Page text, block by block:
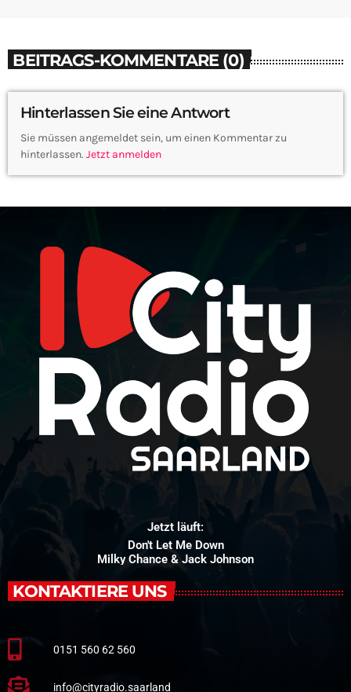
BEITRAGS-KOMMENTARE (0)
Hinterlassen Sie eine Antwort
Sie müssen angemeldet sein, um einen Kommentar zu
hinterlassen. Jetzt anmelden
Jetzt läuft:
Don't Let Me Down
Milky Chance & Jack Johnson
KONTAKTIERE UNS
0151 560 62 560
info@cityradio.saarland